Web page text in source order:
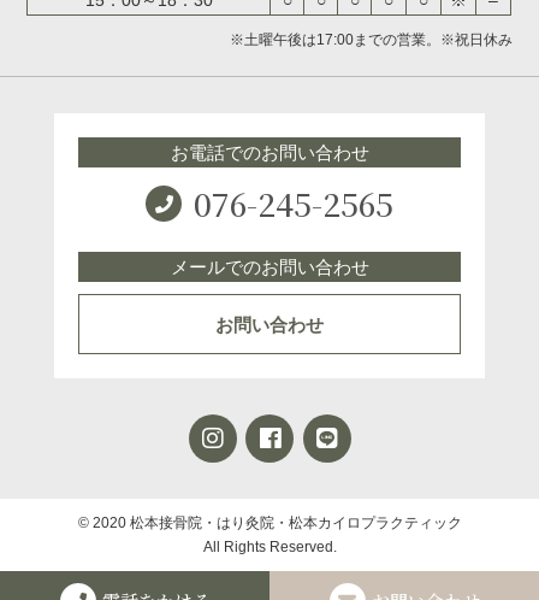
※土曜午後は17:00までの営業。※祝日休み
お電話でのお問い合わせ
076-245-2565
メールでのお問い合わせ
お問い合わせ
© 2020 松本接骨院・はり灸院・松本カイロプラクティック
All Rights Reserved.